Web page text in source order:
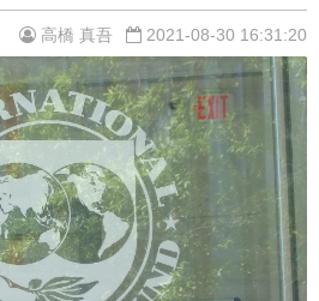
高橋 真吾 2021-08-30 16:31:20